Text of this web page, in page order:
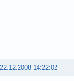
22.12.2008 14:22:02